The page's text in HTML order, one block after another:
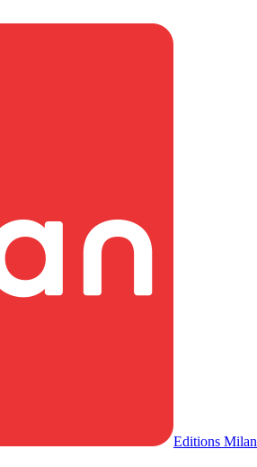
Editions Milan